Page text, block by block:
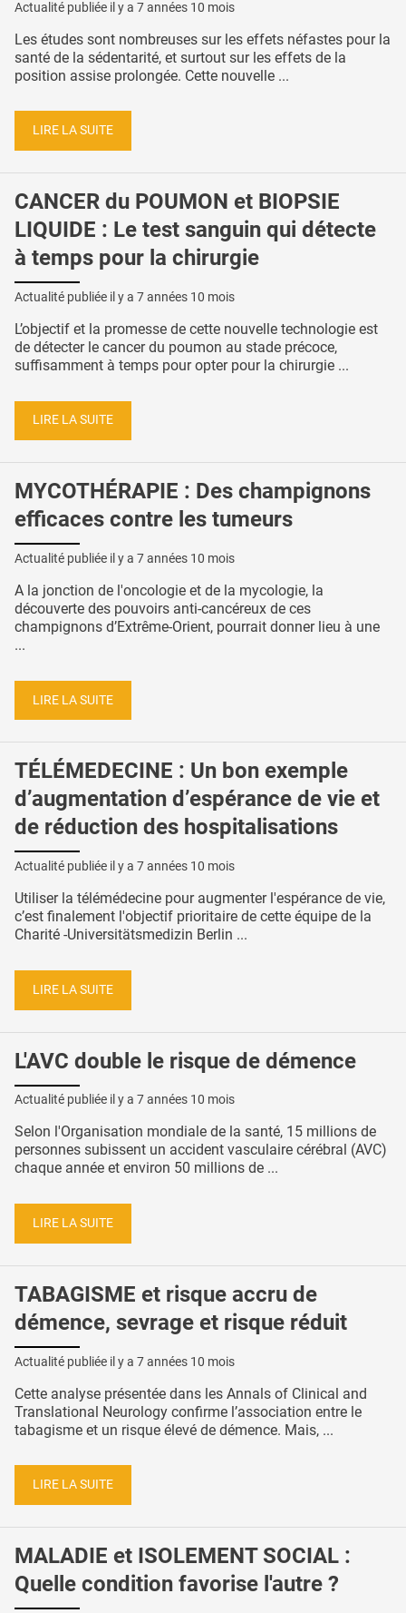
Actualité publiée il y a 7 années 10 mois
Les études sont nombreuses sur les effets néfastes pour la
santé de la sédentarité, et surtout sur les effets de la
position assise prolongée. Cette nouvelle ...
LIRE LA SUITE
CANCER du POUMON et BIOPSIE
LIQUIDE : Le test sanguin qui détecte
à temps pour la chirurgie
Actualité publiée il y a 7 années 10 mois
L’objectif et la promesse de cette nouvelle technologie est
de détecter le cancer du poumon au stade précoce,
suffisamment à temps pour opter pour la chirurgie ...
LIRE LA SUITE
MYCOTHÉRAPIE : Des champignons
efficaces contre les tumeurs
Actualité publiée il y a 7 années 10 mois
A la jonction de l'oncologie et de la mycologie, la
découverte des pouvoirs anti-cancéreux de ces
champignons d’Extrême-Orient, pourrait donner lieu à une
...
LIRE LA SUITE
TÉLÉMEDECINE : Un bon exemple
d’augmentation d’espérance de vie et
de réduction des hospitalisations
Actualité publiée il y a 7 années 10 mois
Utiliser la télémédecine pour augmenter l'espérance de vie,
c’est finalement l'objectif prioritaire de cette équipe de la
Charité -Universitätsmedizin Berlin ...
LIRE LA SUITE
L'AVC double le risque de démence
Actualité publiée il y a 7 années 10 mois
Selon l'Organisation mondiale de la santé, 15 millions de
personnes subissent un accident vasculaire cérébral (AVC)
chaque année et environ 50 millions de ...
LIRE LA SUITE
TABAGISME et risque accru de
démence, sevrage et risque réduit
Actualité publiée il y a 7 années 10 mois
Cette analyse présentée dans les Annals of Clinical and
Translational Neurology confirme l’association entre le
tabagisme et un risque élevé de démence. Mais, ...
LIRE LA SUITE
MALADIE et ISOLEMENT SOCIAL :
Quelle condition favorise l'autre ?